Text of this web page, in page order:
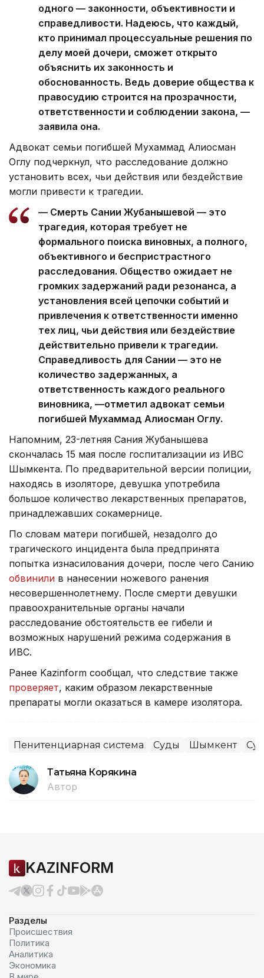
одного — законности, объективности и
справедливости. Надеюсь, что каждый,
кто принимал процессуальные решения по
делу моей дочери, сможет открыто
объяснить их законность и
обоснованность. Ведь доверие общества к
правосудию строится на прозрачности,
ответственности и соблюдении закона, —
заявила она.
Адвокат семьи погибшей Мухаммад Алиосман
Оглу подчеркнул, что расследование должно
установить всех, чьи действия или бездействие
могли привести к трагедии.
— Смерть Сании Жубанышевой — это
трагедия, которая требует не
формального поиска виновных, а полного,
объективного и беспристрастного
расследования. Общество ожидает не
громких задержаний ради резонанса, а
установления всей цепочки событий и
привлечения к ответственности именно
тех лиц, чьи действия или бездействие
действительно привели к трагедии.
Справедливость для Сании — это не
количество задержанных, а
ответственность каждого реального
виновника, —отметил адвокат семьи
погибшей Мухаммад Алиосман Оглу.
Напомним, 23-летняя Сания Жубанышева
скончалась 15 мая после госпитализации из ИВС
Шымкента. По предварительной версии полиции,
находясь в изоляторе, девушка употребила
большое количество лекарственных препаратов,
принадлежавших сокамернице.
По словам матери погибшей, незадолго до
трагического инцидента была предпринята
попытка изнасилования дочери, после чего Санию
обвинили в нанесении ножевого ранения
несовершеннолетнему. После смерти девушки
правоохранительные органы начали
расследование обстоятельств ее гибели и
возможных нарушений режима содержания в
ИВС.
Ранее Kazinform сообщал, что следствие также
проверяет, каким образом лекарственные
препараты могли оказаться в камере изолятора.
Пенитенциарная система Суды Шымкент
Татьяна Корякина
Автор
KAZINFORM
Разделы
Происшествия
Политика
Аналитика
Экономика